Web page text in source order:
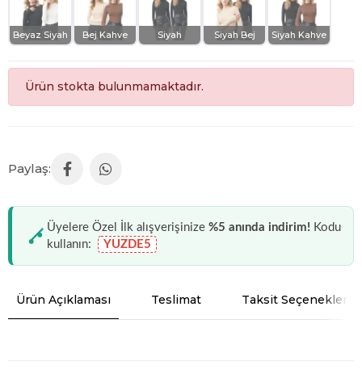
Beyaz Siyah Bej Kahve Siyah Siyah Bej Siyah Kahve
Ürün stokta bulunmamaktadır.
Üyelere Özel İlk alışverişinize %5 anında indirim! Kodu
kullanın:
YUZDE5
Ürün Açıklaması Teslimat Taksit Seçenekleri